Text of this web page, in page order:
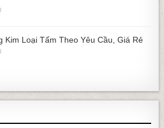
Kim Loại Tấm Theo Yêu Cầu, Giá Rẻ